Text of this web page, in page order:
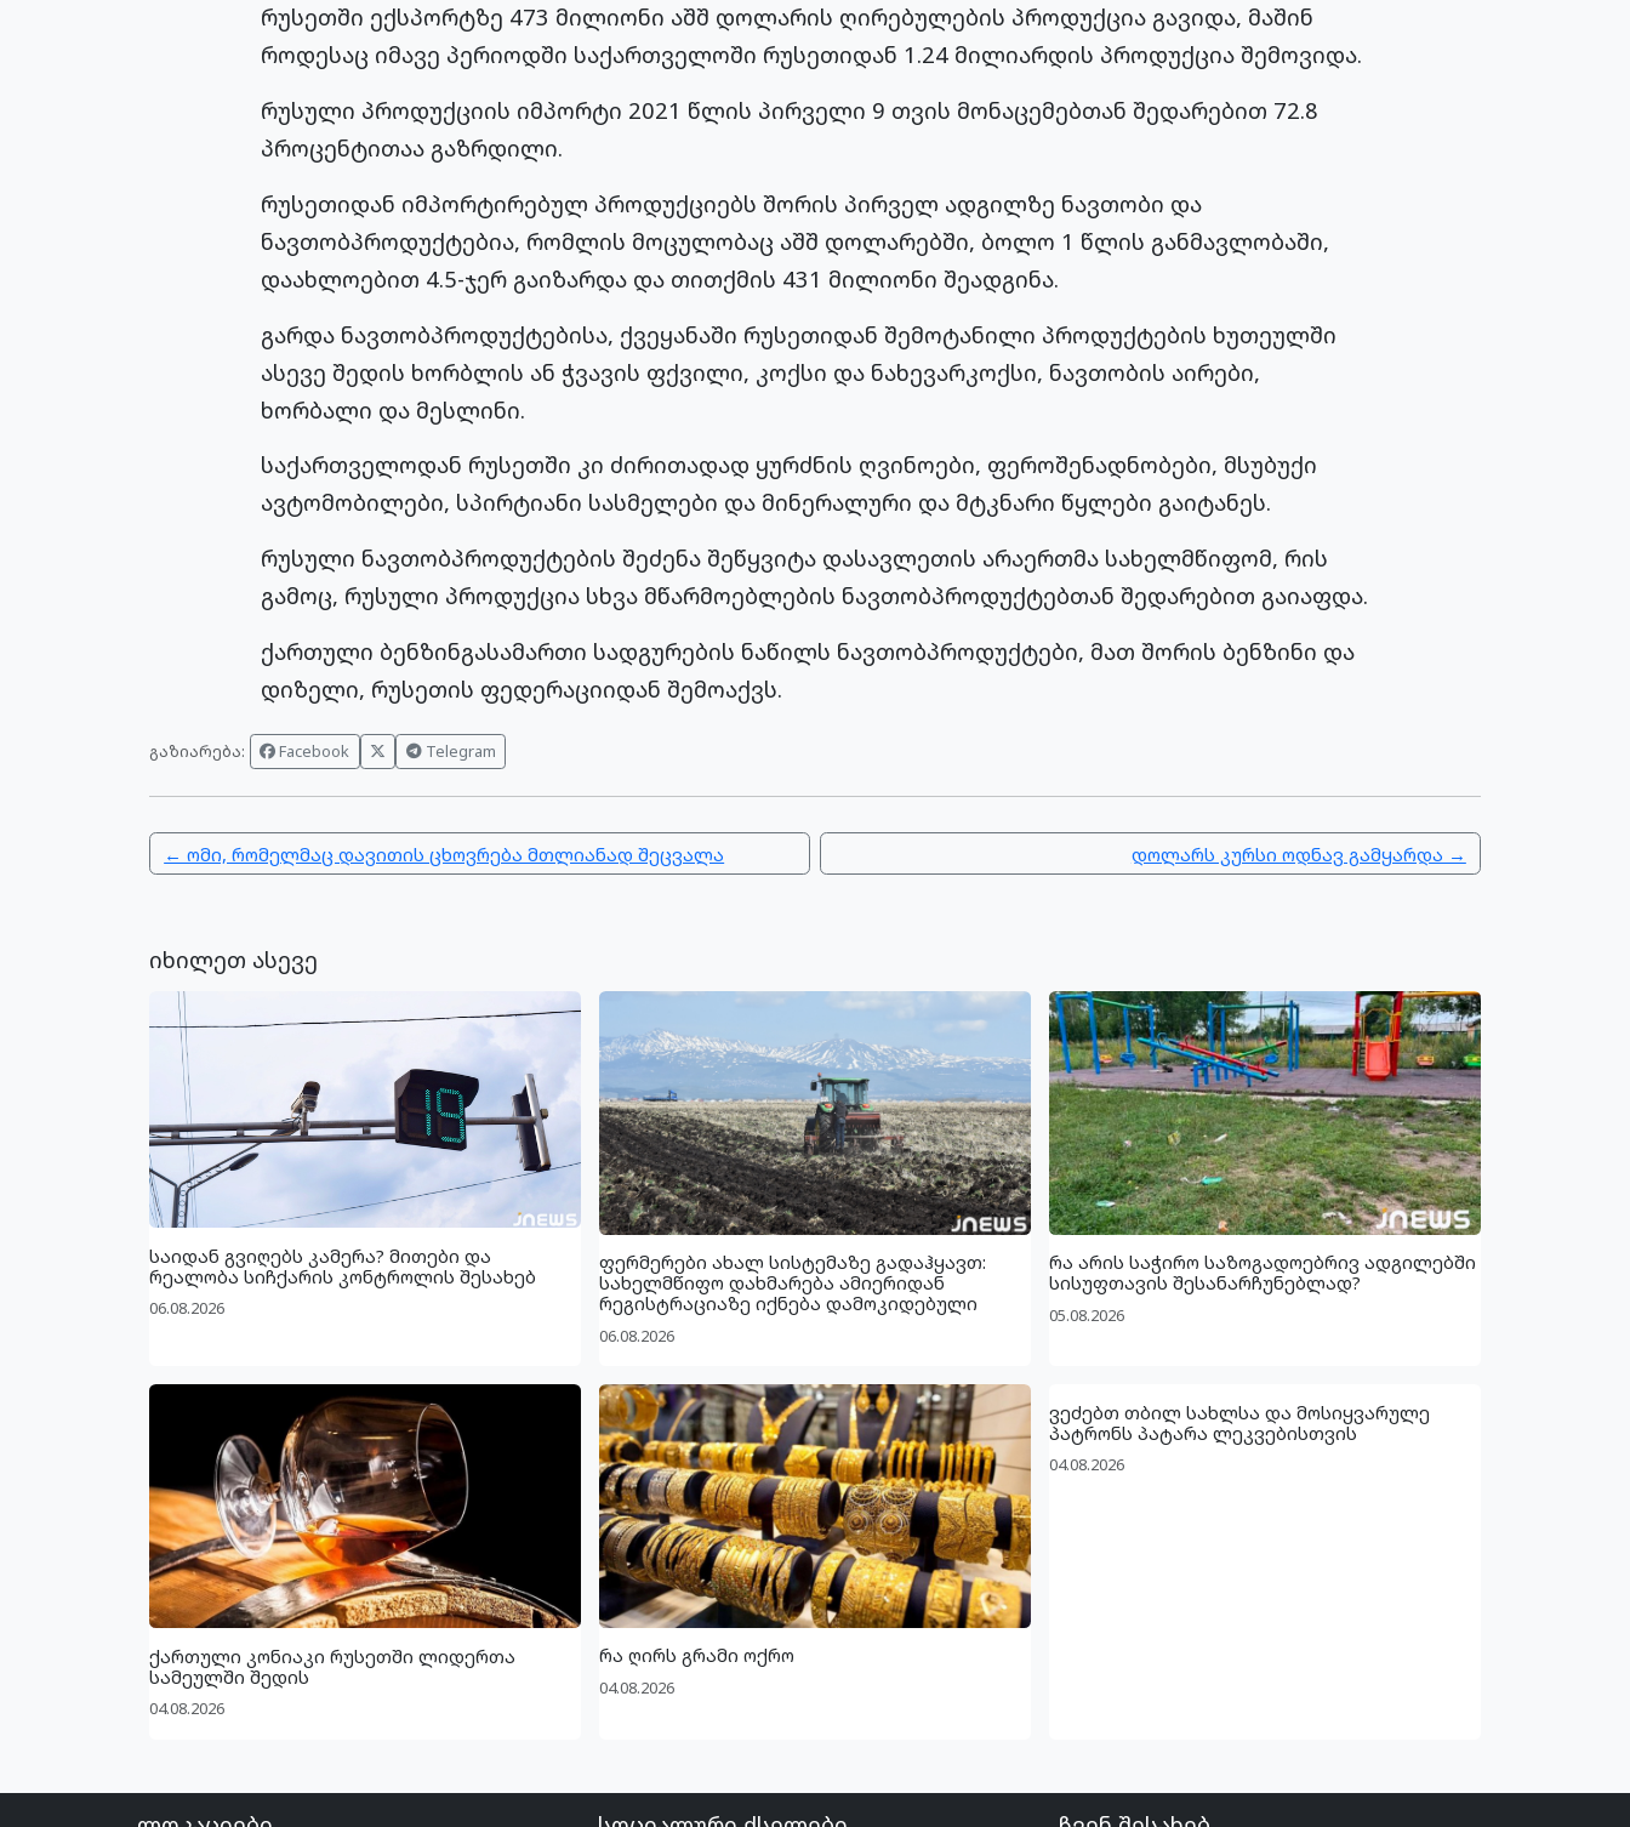
რუსეთში ექსპორტზე 473 მილიონი აშშ დოლარის ღირებულების პროდუქცია გავიდა, მაშინ
როდესაც იმავე პერიოდში საქართველოში რუსეთიდან 1.24 მილიარდის პროდუქცია შემოვიდა.
რუსული პროდუქციის იმპორტი 2021 წლის პირველი 9 თვის მონაცემებთან შედარებით 72.8
პროცენტითაა გაზრდილი.
რუსეთიდან იმპორტირებულ პროდუქციებს შორის პირველ ადგილზე ნავთობი და
ნავთობპროდუქტებია, რომლის მოცულობაც აშშ დოლარებში, ბოლო 1 წლის განმავლობაში,
დაახლოებით 4.5-ჯერ გაიზარდა და თითქმის 431 მილიონი შეადგინა.
გარდა ნავთობპროდუქტებისა, ქვეყანაში რუსეთიდან შემოტანილი პროდუქტების ხუთეულში
ასევე შედის ხორბლის ან ჭვავის ფქვილი, კოქსი და ნახევარკოქსი, ნავთობის აირები,
ხორბალი და მესლინი.
საქართველოდან რუსეთში კი ძირითადად ყურძნის ღვინოები, ფეროშენადნობები, მსუბუქი
ავტომობილები, სპირტიანი სასმელები და მინერალური და მტკნარი წყლები გაიტანეს.
რუსული ნავთობპროდუქტების შეძენა შეწყვიტა დასავლეთის არაერთმა სახელმწიფომ, რის
გამოც, რუსული პროდუქცია სხვა მწარმოებლების ნავთობპროდუქტებთან შედარებით გაიაფდა.
ქართული ბენზინგასამართი სადგურების ნაწილს ნავთობპროდუქტები, მათ შორის ბენზინი და
დიზელი, რუსეთის ფედერაციიდან შემოაქვს.
გაზიარება: Facebook Telegram
← ომი, რომელმაც დავითის ცხოვრება მთლიანად შეცვალა დოლარს კურსი ოდნავ გამყარდა →
იხილეთ ასევე
საიდან გვიღებს კამერა? მითები და
რეალობა სიჩქარის კონტროლის შესახებ
06.08.2026
ფერმერები ახალ სისტემაზე გადაჰყავთ:
სახელმწიფო დახმარება ამიერიდან
რეგისტრაციაზე იქნება დამოკიდებული
06.08.2026
რა არის საჭირო საზოგადოებრივ ადგილებში
სისუფთავის შესანარჩუნებლად?
05.08.2026
ქართული კონიაკი რუსეთში ლიდერთა
სამეულში შედის
04.08.2026
რა ღირს გრამი ოქრო
04.08.2026
ვეძებთ თბილ სახლსა და მოსიყვარულე
პატრონს პატარა ლეკვებისთვის
04.08.2026